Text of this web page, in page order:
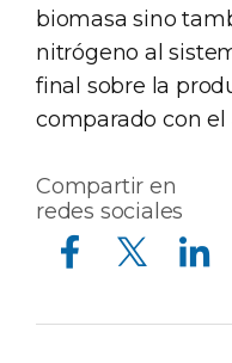
biomasa sino
nitrógeno al
final sobre la
comparado con el
Compartir en
redes sociales
Compartir en Facebook Compartir en Twitter Compartir en Linkedin